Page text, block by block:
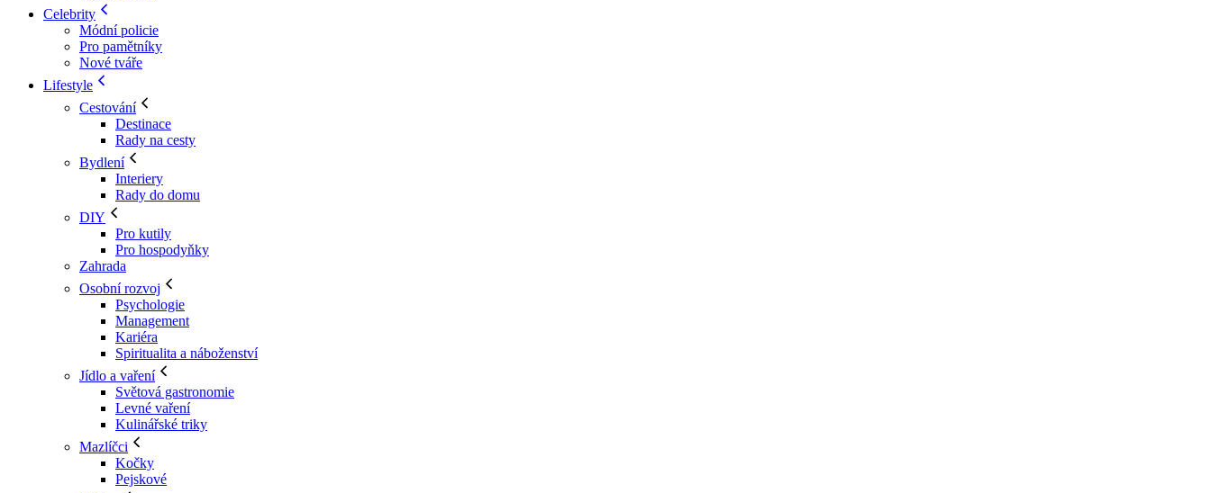
Celebrity
Módní policie
Pro pamětníky
Nové tváře
Lifestyle
Cestování
Destinace
Rady na cesty
Bydlení
Interiery
Rady do domu
DIY
Pro kutily
Pro hospodyňky
Zahrada
Osobní rozvoj
Psychologie
Management
Kariéra
Spiritualita a náboženství
Jídlo a vaření
Světová gastronomie
Levné vaření
Kulinářské triky
Mazlíčci
Kočky
Pejskové